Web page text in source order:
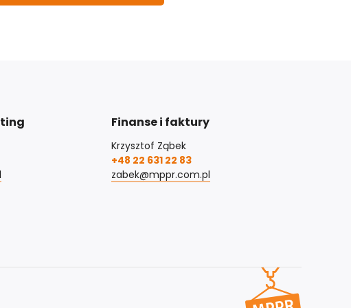
Finanse i faktury
Krzysztof Ząbek
+48 22 631 22 83
zabek@mppr.com.pl